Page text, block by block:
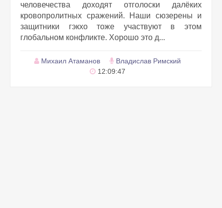
человечества доходят отголоски далёких
кровопролитных сражений. Наши сюзерены и
защитники гэкхо тоже участвуют в этом
глобальном конфликте. Хорошо это д...
Михаил Атаманов
Владислав Римский
12:09:47